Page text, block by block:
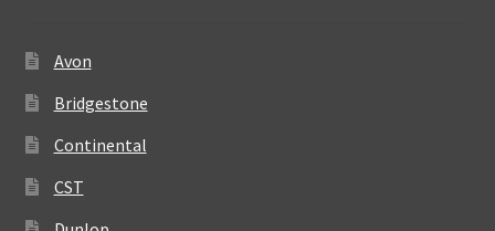
Avon
Bridgestone
Continental
CST